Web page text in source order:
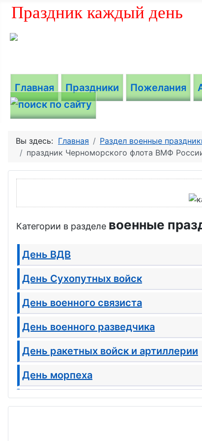
Праздник каждый день
Главная Праздники Пожелания
Вы здесь: Главная Раздел военные
праздник Черноморского флота ВМФ
Категории в разделе военные
День ВДВ
День Сухопутных войск
День военного связиста
День военного разведчика
День ракетных войск и артиллерии
День морпеха
День войск авиации ПВО